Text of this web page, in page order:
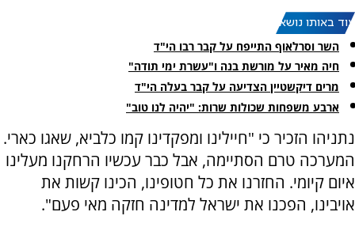
עוד באותו נושא:
השר וסרלאוף התייפח על קבר רבו הי"ד
חיה מאיר על מורשת בנה ו"עשרת ימי תודה"
מרים דיקשטיין הצדיעה על קבר בעלה הי"ד
ארבע משפחות שכולות שרות: "יהיה לנו טוב"
נתניהו הזכיר כי "חיילינו ומפקדינו קמו כלביא, שאגו כארי.
המערכה טרם הסתיימה, אבל כבר עכשיו הרחקנו מעלינו
איום קיומי. החזרנו את כל חטופינו, הכינו קשות את
אויבינו, הפכנו את ישראל למדינה חזקה מאי פעם".